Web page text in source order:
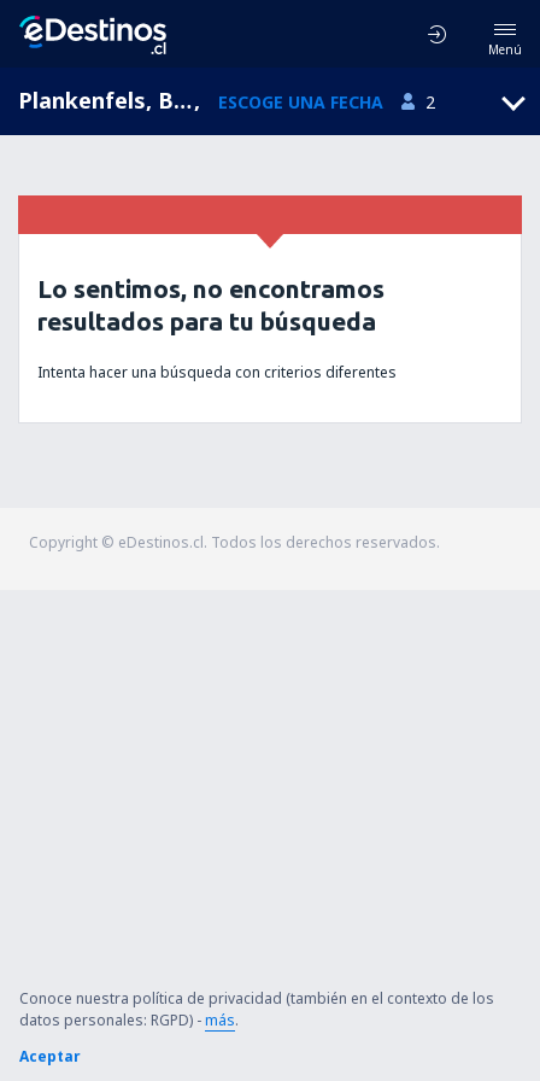
Menú
Plankenfels, Baviera, Alemania, ESCOGE UNA FECHA 2
Lo sentimos, no encontramos
resultados para tu búsqueda
Intenta hacer una búsqueda con criterios diferentes
Copyright © eDestinos.cl. Todos los derechos reservados.
Conoce nuestra política de privacidad (también en el contexto de los
datos personales: RGPD) -más.
Aceptar